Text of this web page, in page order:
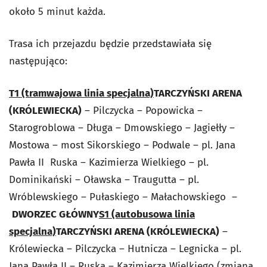
około 5 minut każda.
Trasa ich przejazdu będzie przedstawiała się
następująco:
T1 (tramwajowa linia specjalna)TARCZYŃSKI ARENA
(KRÓLEWIECKA) – Pilczycka – Popowicka –
Starogroblowa – Długa – Dmowskiego – Jagiełły –
Mostowa – most Sikorskiego – Podwale – pl. Jana
Pawła II Ruska – Kazimierza Wielkiego – pl.
Dominikański – Oławska – Traugutta – pl.
Wróblewskiego – Pułaskiego – Małachowskiego –
DWORZEC GŁÓWNYS1 (autobusowa linia
specjalna)TARCZYŃSKI ARENA (KRÓLEWIECKA) –
Królewiecka – Pilczycka – Hutnicza – Legnicka – pl.